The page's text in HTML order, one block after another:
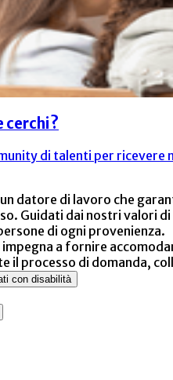
cerchi?
di talenti per
datore di lavoro che
Guidati dai nostri valori
di ogni provenienza.
a fornire
il processo di domanda,
con disabilità